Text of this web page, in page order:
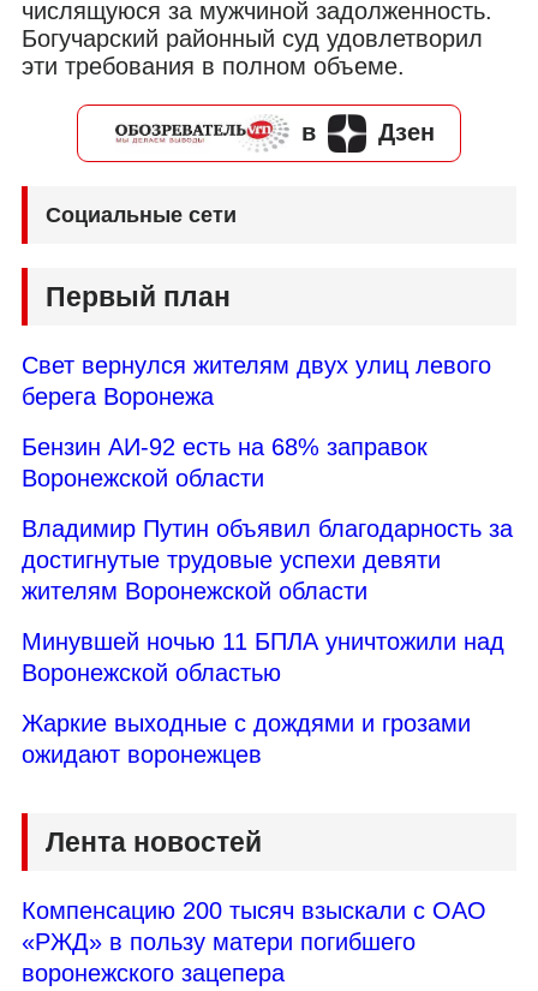
числящуюся за мужчиной задолженность.
Богучарский районный суд удовлетворил
эти требования в полном объеме.
в Дзен
Социальные сети
Первый план
Свет вернулся жителям двух улиц левого
берега Воронежа
Бензин АИ-92 есть на 68% заправок
Воронежской области
Владимир Путин объявил благодарность за
достигнутые трудовые успехи девяти
жителям Воронежской области
Минувшей ночью 11 БПЛА уничтожили над
Воронежской областью
Жаркие выходные с дождями и грозами
ожидают воронежцев
Лента новостей
Компенсацию 200 тысяч взыскали с ОАО
«РЖД» в пользу матери погибшего
воронежского зацепера